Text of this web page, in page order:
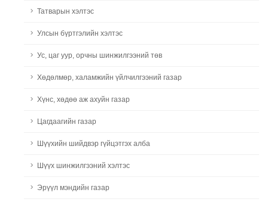
Татварын хэлтэс
Улсын бүртгэлийн хэлтэс
Ус, цаг уур, орчны шинжилгээний төв
Хөдөлмөр, халамжийн үйлчилгээний газар
Хүнс, хөдөө аж ахуйн газар
Цагдаагийн газар
Шүүхийн шийдвэр гүйцэтгэх алба
Шүүх шинжилгээний хэлтэс
Эрүүл мэндийн газар